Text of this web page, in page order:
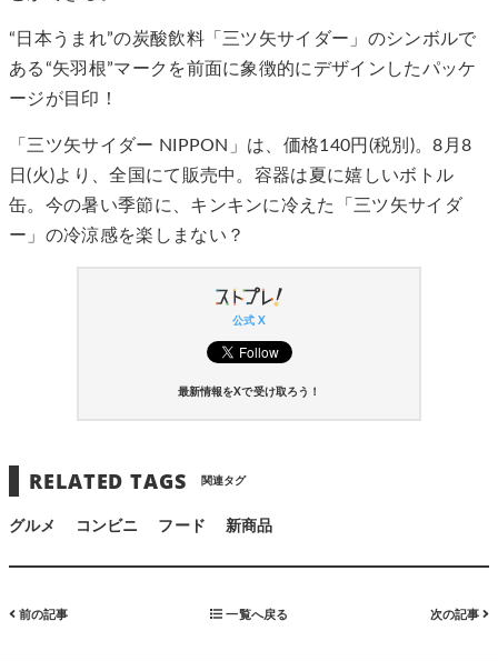
“日本うまれ”の炭酸飲料「三ツ矢サイダー」のシンボルで
ある“矢羽根”マークを前面に象徴的にデザインしたパッケ
ージが目印！
「三ツ矢サイダー NIPPON」は、価格140円(税別)。8月8
日(火)より、全国にて販売中。容器は夏に嬉しいボトル
缶。今の暑い季節に、キンキンに冷えた「三ツ矢サイダ
ー」の冷涼感を楽しまない？
公式 X
最新情報をXで受け取ろう！
RELATED TAGS 関連タグ
グルメ コンビニ フード 新商品
前の記事 一覧へ戻る 次の記事